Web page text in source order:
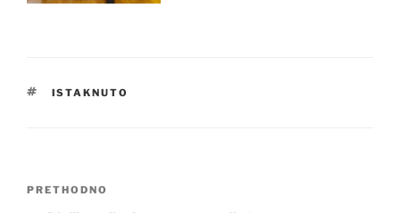
OZNAKE
ISTAKNUTO
Navigacija
Prethodna
PRETHODNO